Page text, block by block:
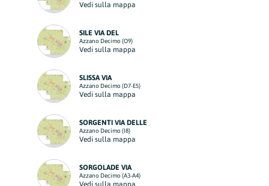
Vedi sulla mappa
SILE VIA DEL
Azzano Decimo (O9)
Vedi sulla mappa
SLISSA VIA
Azzano Decimo (D7-E5)
Vedi sulla mappa
SORGENTI VIA DELLE
Azzano Decimo (I8)
Vedi sulla mappa
SORGOLADE VIA
Azzano Decimo (A3-A4)
Vedi sulla mappa